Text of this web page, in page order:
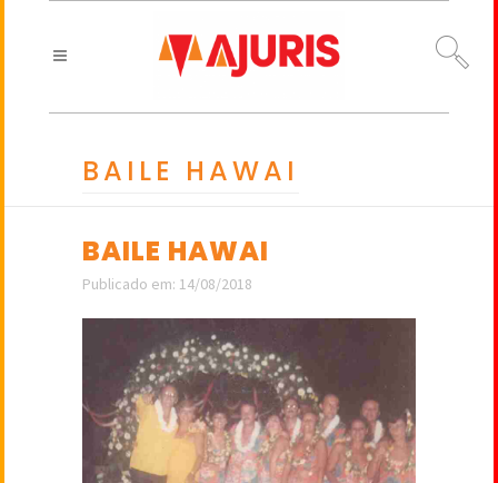
BAILE HAWAI
BAILE HAWAI
Publicado em: 14/08/2018